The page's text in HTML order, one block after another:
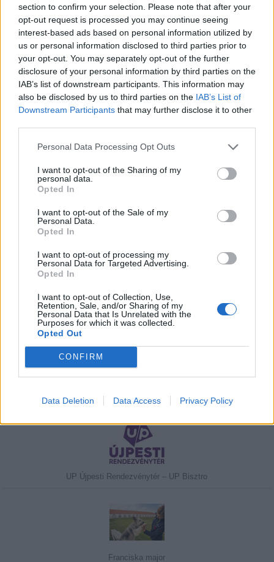
section to confirm your selection. Please note that after your
opt-out request is processed you may continue seeing
interest-based ads based on personal information utilized by
us or personal information disclosed to third parties prior to
your opt-out. You may separately opt-out of the further
disclosure of your personal information by third parties on the
IAB’s list of downstream participants. This information may
also be disclosed by us to third parties on the IAB’s List of
Downstream Participants that may further disclose it to other
Personal Data Processing Opt Outs
I want to opt-out of the Sharing of my
personal data.
Opted In
I want to opt-out of the Sale of my
Personal Data.
Opted In
I want to opt-out of processing my
Personal Data for Targeted Advertising.
Opted In
I want to opt-out of Collection, Use,
Retention, Sale, and/or Sharing of my
Personal Data that Is Unrelated with the
Purposes for which it was collected.
Opted Out
CONFIRM
Data Deletion Data Access Privacy Policy
Minősítés
Hogyan lehet minősített
kutyabarát helyed?
Megismerem
Javasolj egy kutyabarát helyet!
UP Újpesti Rendezvénytér – UP Bisztro
Franciska major